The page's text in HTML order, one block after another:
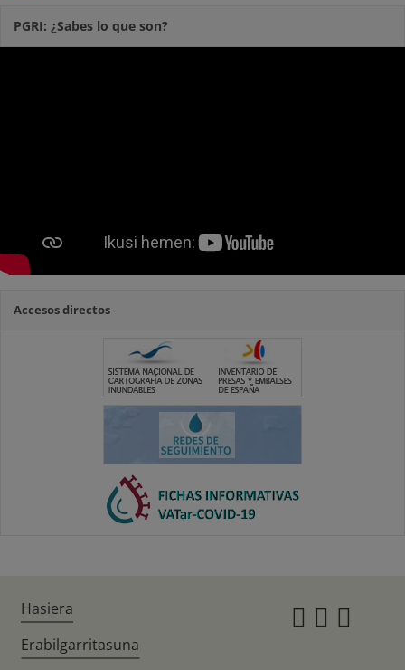
PGRI: ¿Sabes lo que son?
Accesos directos
Hasiera
Erabilgarritasuna